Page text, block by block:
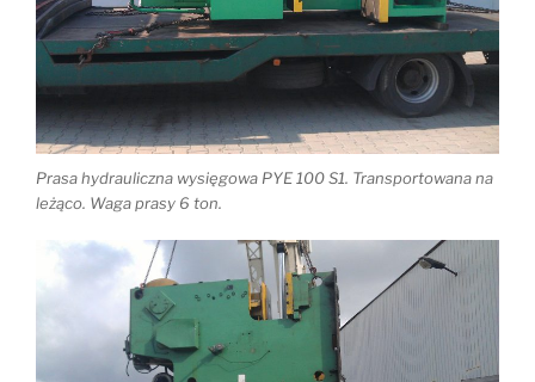
Prasa hydrauliczna wysięgowa PYE 100 S1. Transportowana na
leżąco. Waga prasy 6 ton.